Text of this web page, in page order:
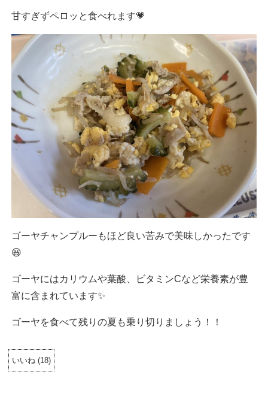
甘すぎずペロッと食べれます💗
ゴーヤチャンプルーもほど良い苦みで美味しかったです
😆
ゴーヤにはカリウムや葉酸、ビタミンCなど栄養素が豊
富に含まれています✨
ゴーヤを食べて残りの夏も乗り切りましょう！！
いいね (18)